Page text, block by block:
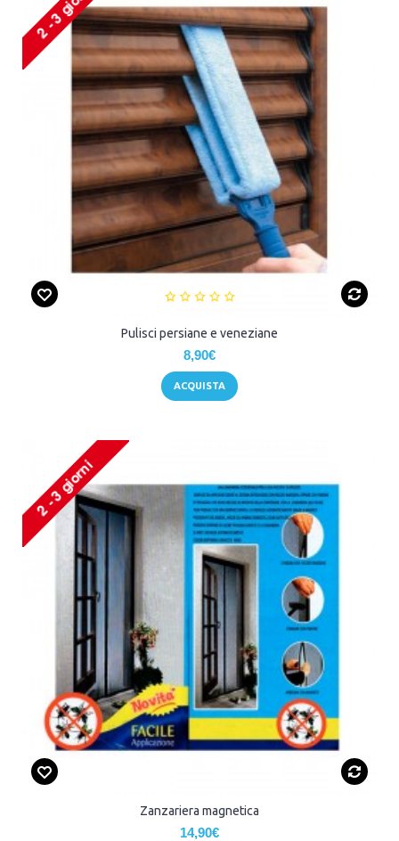
Pulisci persiane e veneziane
8,90€
ACQUISTA
Zanzariera magnetica
14,90€